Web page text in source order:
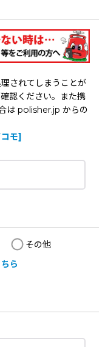
されてしまうことが
認ください。また携
は polisher.jp からの
モ]
その他
ら